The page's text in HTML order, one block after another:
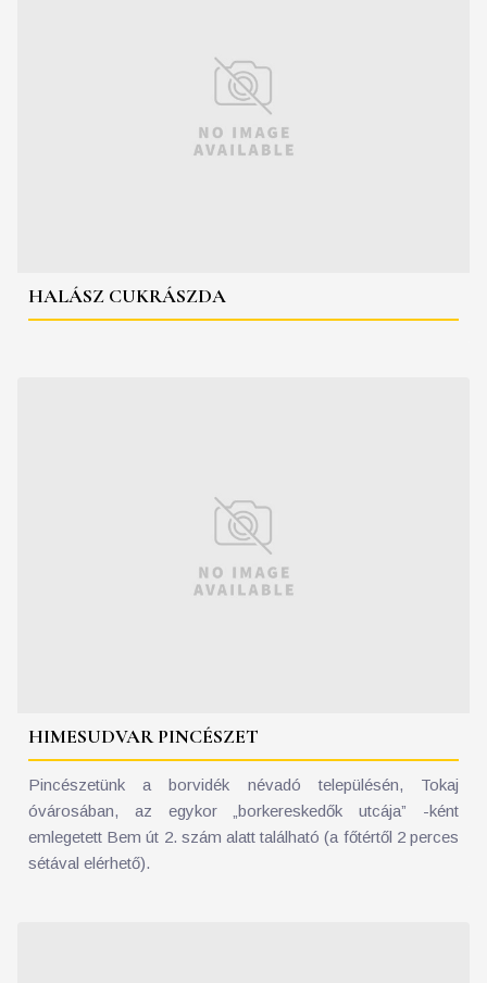
HALÁSZ CUKRÁSZDA
HIMESUDVAR PINCÉSZET
Pincészetünk a borvidék névadó településén, Tokaj
óvárosában, az egykor „borkereskedők utcája” -ként
emlegetett Bem út 2. szám alatt található (a főtértől 2 perces
sétával elérhető).